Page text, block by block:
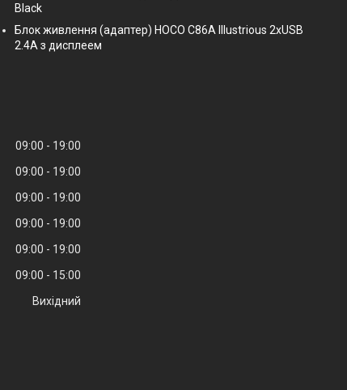
Black
Блок живлення (адаптер) HOCO C86A Illustrious 2xUSB
2.4A з дисплеем
09:00
19:00
09:00
19:00
09:00
19:00
09:00
19:00
09:00
19:00
09:00
15:00
Вихідний